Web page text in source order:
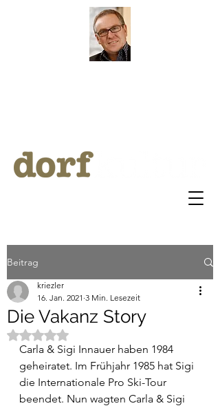
Beitrag
Die Vakanz Story
kriezler
16. Jan. 2021 3 Min. Lesezeit
Mit NaN von 5 Sternen bewertet.
Carla & Sigi Innauer haben 1984
geheiratet. Im Frühjahr 1985 hat Sigi
die Internationale Pro Ski-Tour
beendet. Nun wagten Carla & Sigi